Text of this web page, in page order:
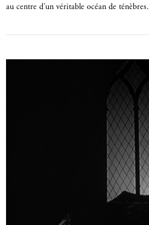
au centre d’un véritable océan de ténèbres.